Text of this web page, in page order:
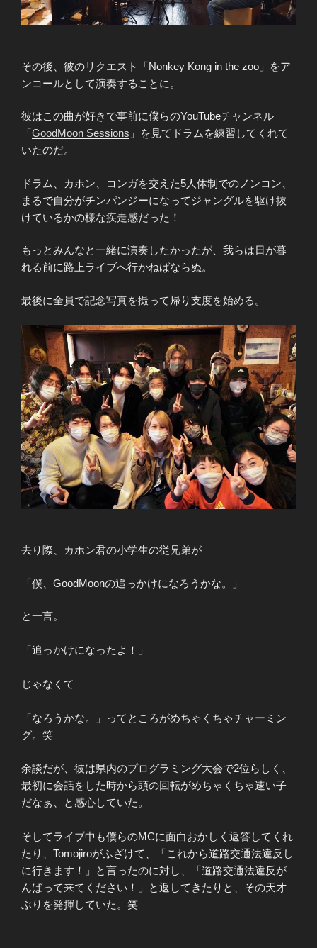
その後、彼のリクエスト「Nonkey Kong in the zoo」をア
ンコールとして演奏することに。
彼はこの曲が好きで事前に僕らのYouTubeチャンネル
「GoodMoon Sessions 」を見てドラムを練習してくれて
いたのだ。
ドラム、カホン、コンガを交えた5人体制でのノンコン、
まるで自分がチンパンジーになってジャングルを駆け抜
けているかの様な疾走感だった！
もっとみんなと一緒に演奏したかったが、我らは日が暮
れる前に路上ライブへ行かねばならぬ。
最後に全員で記念写真を撮って帰り支度を始める。
去り際、カホン君の小学生の従兄弟が
「僕、GoodMoonの追っかけになろうかな。」
と一言。
「追っかけになったよ！」
じゃなくて
「なろうかな。」ってところがめちゃくちゃチャーミン
グ。笑
余談だが、彼は県内のプログラミング大会で2位らしく、
最初に会話をした時から頭の回転がめちゃくちゃ速い子
だなぁ、と感心していた。
そしてライブ中も僕らのMCに面白おかしく返答してくれ
たり、Tomojiroがふざけて、「これから道路交通法違反し
に行きます！」と言ったのに対し、「道路交通法違反が
んばって来てください！」と返してきたりと、その天才
ぶりを発揮していた。笑